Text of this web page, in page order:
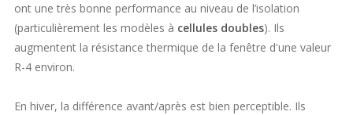
ont une très bonne performance au niveau de l’isolation
(particulièrement les modèles à cellules doubles). Ils
augmentent la résistance thermique de la fenêtre d'une valeur
R-4 environ.
En hiver, la différence avant/après est bien perceptible. Ils